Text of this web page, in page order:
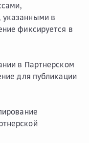
в
фиксируется в
в Партнерском
для публикации